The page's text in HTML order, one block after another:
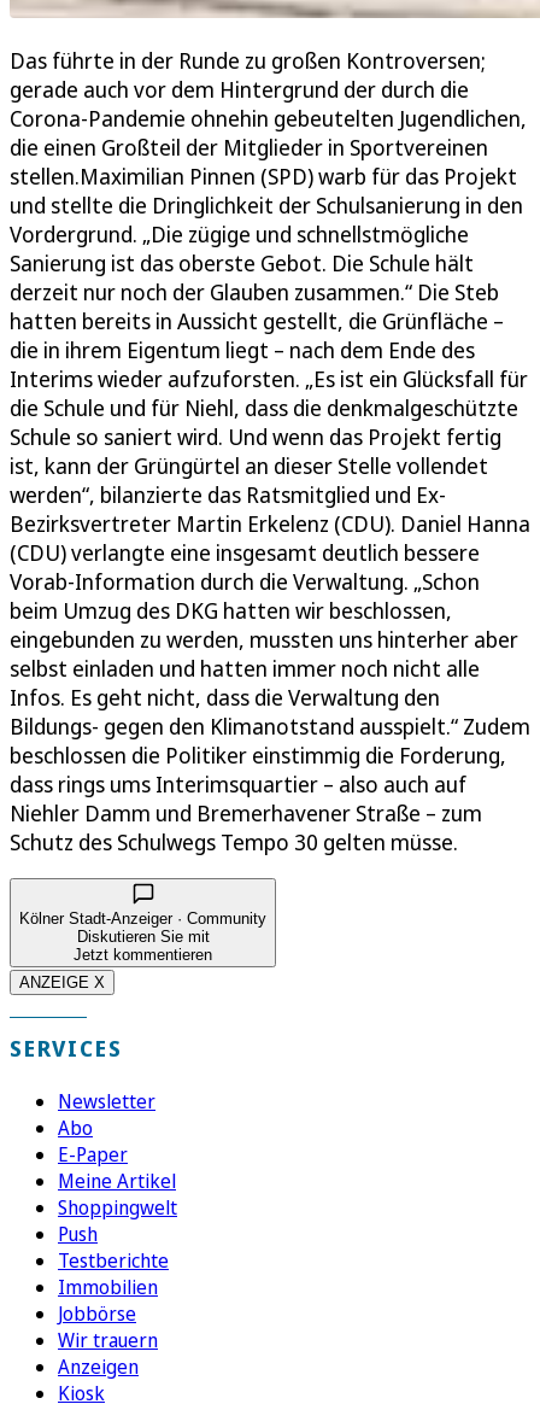
Das führte in der Runde zu großen Kontroversen;
gerade auch vor dem Hintergrund der durch die
Corona-Pandemie ohnehin gebeutelten Jugendlichen,
die einen Großteil der Mitglieder in Sportvereinen
stellen.Maximilian Pinnen (SPD) warb für das Projekt
und stellte die Dringlichkeit der Schulsanierung in den
Vordergrund. „Die zügige und schnellstmögliche
Sanierung ist das oberste Gebot. Die Schule hält
derzeit nur noch der Glauben zusammen.“ Die Steb
hatten bereits in Aussicht gestellt, die Grünfläche –
die in ihrem Eigentum liegt – nach dem Ende des
Interims wieder aufzuforsten. „Es ist ein Glücksfall für
die Schule und für Niehl, dass die denkmalgeschützte
Schule so saniert wird. Und wenn das Projekt fertig
ist, kann der Grüngürtel an dieser Stelle vollendet
werden“, bilanzierte das Ratsmitglied und Ex-
Bezirksvertreter Martin Erkelenz (CDU). Daniel Hanna
(CDU) verlangte eine insgesamt deutlich bessere
Vorab-Information durch die Verwaltung. „Schon
beim Umzug des DKG hatten wir beschlossen,
eingebunden zu werden, mussten uns hinterher aber
selbst einladen und hatten immer noch nicht alle
Infos. Es geht nicht, dass die Verwaltung den
Bildungs- gegen den Klimanotstand ausspielt.“ Zudem
beschlossen die Politiker einstimmig die Forderung,
dass rings ums Interimsquartier – also auch auf
Niehler Damm und Bremerhavener Straße – zum
Schutz des Schulwegs Tempo 30 gelten müsse.
Kölner Stadt-Anzeiger · Community
Diskutieren Sie mit
Jetzt kommentieren
ANZEIGE X
SERVICES
Newsletter
Abo
E-Paper
Meine Artikel
Shoppingwelt
Push
Testberichte
Immobilien
Jobbörse
Wir trauern
Anzeigen
Kiosk